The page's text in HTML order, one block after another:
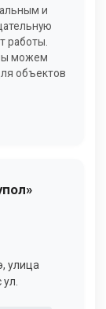
и
работы.
можем
объектов
улица